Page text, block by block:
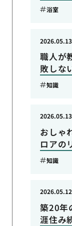
浴室
職人が
敗しな
2026.05.13
知識
おしゃ
ロアの
2026.05.13
知識
築20年
涯住み
2026.05.12